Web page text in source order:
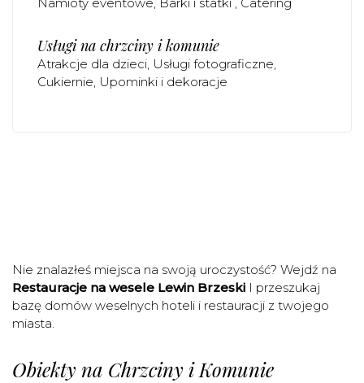
Usługi na chrzciny i komunie
Atrakcje dla dzieci Usługi fotograficzne
Cukiernie Upominki i dekoracje
Nie znalazłeś miejsca na swoją uroczystość? Wejdź na
Restauracje na wesele Lewin Brzeski I przeszukaj
bazę domów weselnych hoteli i restauracji z twojego
miasta.
Obiekty na Chrzciny i Komunie